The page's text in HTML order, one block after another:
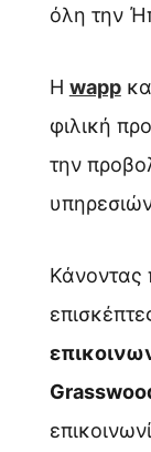
όλη την
Η wapp
φιλική
την
Κάνοντας